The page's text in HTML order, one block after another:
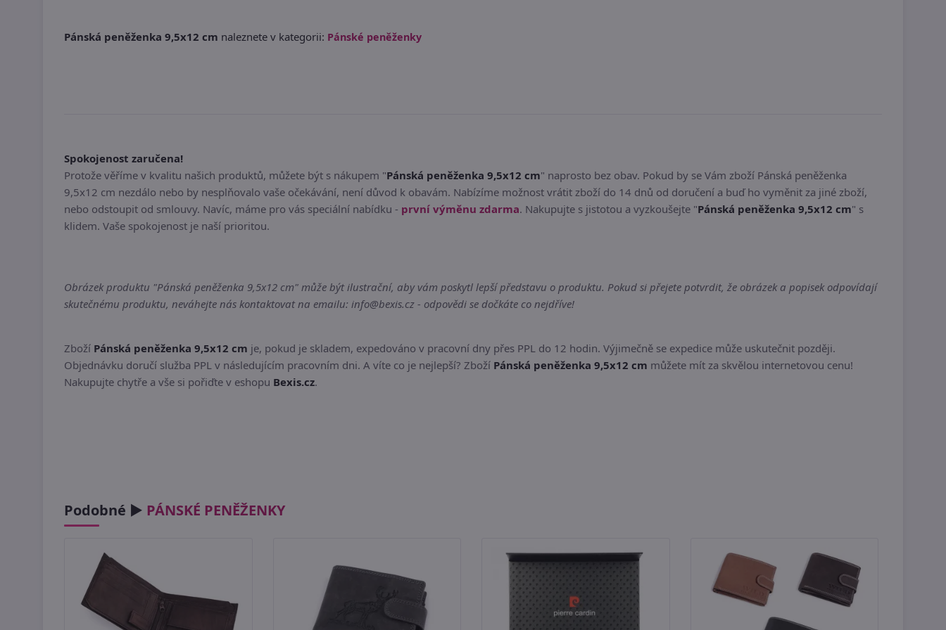
Pánská peněženka 9,5x12 cm naleznete v kategorii: Pánské peněženky
Spokojenost zaručena!
Protože věříme v kvalitu našich produktů, můžete být s nákupem "Pánská peněženka 9,5x12 cm" naprosto bez obav. Pokud by se Vám zboží Pánská peněženka
9,5x12 cm nezdálo nebo by nesplňovalo vaše očekávání, není důvod k obavám. Nabízíme možnost vrátit zboží do 14 dnů od doručení a buď ho vyměnit za jiné zboží,
nebo odstoupit od smlouvy. Navíc, máme pro vás speciální nabídku - první výměnu zdarma. Nakupujte s jistotou a vyzkoušejte "Pánská peněženka 9,5x12 cm" s
klidem. Vaše spokojenost je naší prioritou.
Obrázek produktu "Pánská peněženka 9,5x12 cm" může být ilustrační, aby vám poskytl lepší představu o produktu. Pokud si přejete potvrdit, že obrázek a popisek odpovídají
skutečnému produktu, neváhejte nás kontaktovat na emailu: info@bexis.cz - odpovědi se dočkáte co nejdříve!
Zboží Pánská peněženka 9,5x12 cm je, pokud je skladem, expedováno v pracovní dny přes PPL do 12 hodin. Výjimečně se expedice může uskutečnit později.
Objednávku doručí služba PPL v následujícím pracovním dni. A víte co je nejlepší? Zboží Pánská peněženka 9,5x12 cm můžete mít za skvělou internetovou cenu!
Nakupujte chytře a vše si pořiďte v eshopu Bexis.cz.
Podobné ► PÁNSKÉ PENĚŽENKY